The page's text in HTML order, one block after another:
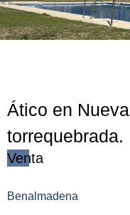
Ático en Nueva
torrequebrada.
Venta
Benalmadena